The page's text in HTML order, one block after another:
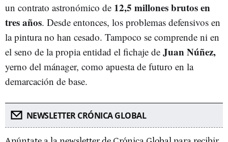
un contrato astronómico de 12,5 millones brutos en
tres años. Desde entonces, los problemas defensivos en
la pintura no han cesado. Tampoco se comprende ni en
el seno de la propia entidad el fichaje de Juan Núñez,
yerno del mánager, como apuesta de futuro en la
demarcación de base.
NEWSLETTER CRÓNICA GLOBAL